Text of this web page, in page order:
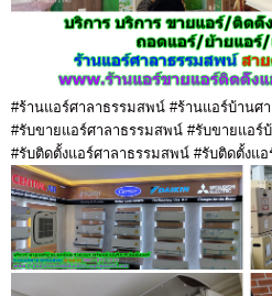
#ร้านแอร์ศาลาธรรมสพน์ #ร้านแอร์บ้านศ
#รับขายแอร์ศาลาธรรมสพน์ #รับขายแอร์
#รับติดตั้งแอร์ศาลาธรรมสพน์ #รับติดตั้งแ